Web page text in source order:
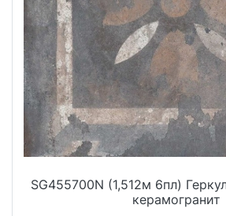
SG455700N (1,512м 6пл)
керамогранит